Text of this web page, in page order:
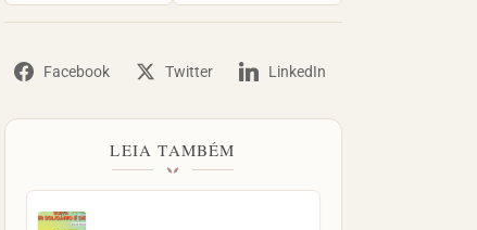
Facebook Twitter LinkedIn
LEIA TAMBÉM